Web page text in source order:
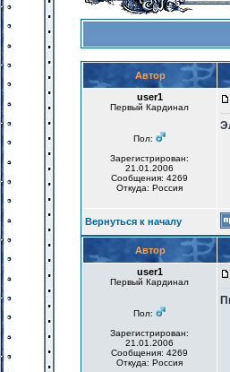
Автор
user1
Первый Кардинал
Пол:
Зарегистрирован:
21.01.2006
Сообщения: 4269
Откуда: Россия
Вернуться к началу
Автор
user1
Первый Кардинал
Пол:
Зарегистрирован:
21.01.2006
Сообщения: 4269
Откуда: Россия